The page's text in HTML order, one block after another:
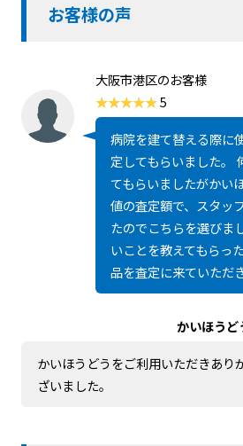
お客様の声
大阪市港区のお客様
5
病院を建て替える際に
定してもらいました。
てもらいましたがかい
値の査定額で、スタッ
たのでこちらを選びま
いことを教えてもらっ
品を査定に来ていただ
かいほうど
かいほうどうをご利用いただきあり
ざいました。